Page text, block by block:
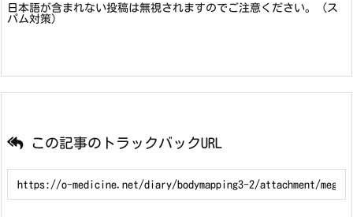
日本語が含まれない投稿は無視されますのでご注意ください。（ス
パム対策）
この記事のトラックバックURL